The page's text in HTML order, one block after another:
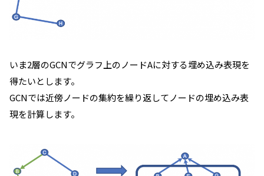
いま2層のGCNでグラフ上のノードAに対する埋め込み表現を
得たいとします。
GCNでは近傍ノードの集約を繰り返してノードの埋め込み表
現を計算します。